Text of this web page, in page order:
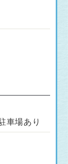
車場あり